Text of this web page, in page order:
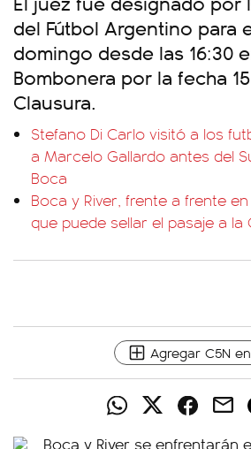
del Fútbol Argentino para
domingo desde las 16:30
Bombonera por la fecha
Clausura.
Stefano Di Carlo visitó a los
a Marcelo Gallardo antes del
Boca
Boca y River, frente a frente
que puede sellar el pasaje a
Agregar C5N en